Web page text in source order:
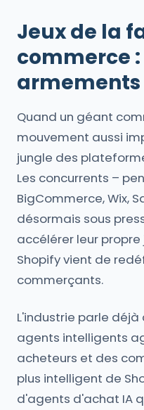
Jeux de la
commerce
armements
Quand un géant
mouvement aussi
jungle des
Les concurrents –
BigCommerce, Wix,
désormais sous
accélérer leur
Shopify vient de
commerçants.
L'industrie parle déjà
agents intelligents
acheteurs et des
plus intelligent de
d'agents d'achat IA